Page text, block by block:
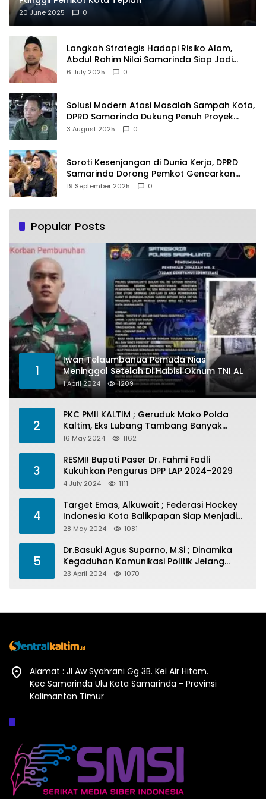
20 June 2025 0
Langkah Strategis Hadapi Risiko Alam,
Abdul Rohim Nilai Samarinda Siap Jadi
Pusat Logistik Bencana Kalimantan
6 July 2025 0
Solusi Modern Atasi Masalah Sampah Kota,
DPRD Samarinda Dukung Penuh Proyek
PLTSA
3 August 2025 0
Soroti Kesenjangan di Dunia Kerja, DPRD
Samarinda Dorong Pemkot Gencarkan
Pemberdayaan Perempuan
19 September 2025 0
Popular Posts
1
Iwan Telaumbanua Pemuda Nias
Meninggal Setelah Di Habisi Oknum TNI AL
1 April 2024 1209
2
PKC PMII KALTIM ; Geruduk Mako Polda
Kaltim, Eks Lubang Tambang Banyak
Menelan Korban
16 May 2024 1162
3
RESMI! Bupati Paser Dr. Fahmi Fadli
Kukuhkan Pengurus DPP LAP 2024-2029
4 July 2024 1111
4
Target Emas, Alkuwait ; Federasi Hockey
Indonesia Kota Balikpapan Siap Menjadi
Barometer Prestasi Di Kaltim
28 May 2024 1081
5
Dr.Basuki Agus Suparno, M.Si ; Dinamika
Kegaduhan Komunikasi Politik Jelang
Pesta Politik 2024
23 April 2024 1070
Alamat : Jl Aw Syahrani Gg 3B. Kel Air Hitam.
Kec Samarinda Ulu Kota Samarinda - Provinsi
Kalimantan Timur